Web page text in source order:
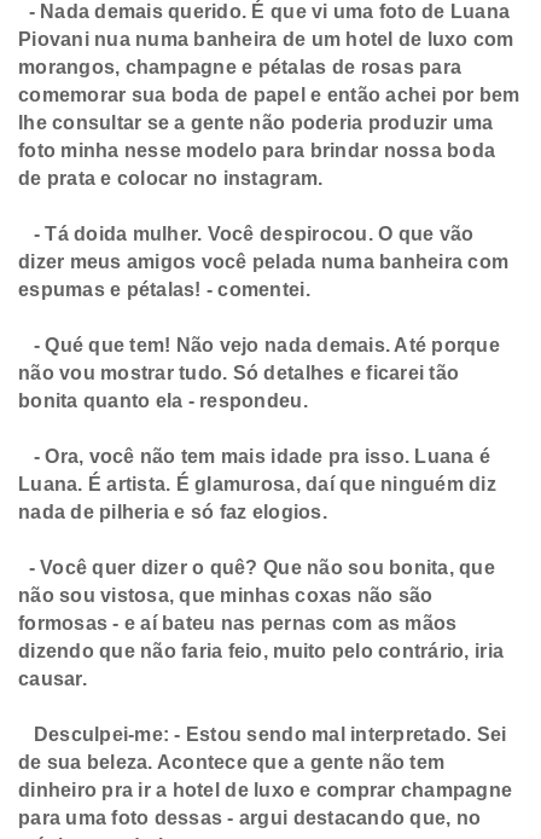
- Nada demais querido. É que vi uma foto de Luana
Piovani nua numa banheira de um hotel de luxo com
morangos, champagne e pétalas de rosas para
comemorar sua boda de papel e então achei por bem
lhe consultar se a gente não poderia produzir uma
foto minha nesse modelo para brindar nossa boda
de prata e colocar no instagram.
- Tá doida mulher. Você despirocou. O que vão
dizer meus amigos você pelada numa banheira com
espumas e pétalas! - comentei.
- Qué que tem! Não vejo nada demais. Até porque
não vou mostrar tudo. Só detalhes e ficarei tão
bonita quanto ela - respondeu.
- Ora, você não tem mais idade pra isso. Luana é
Luana. É artista. É glamurosa, daí que ninguém diz
nada de pilheria e só faz elogios.
- Você quer dizer o quê? Que não sou bonita, que
não sou vistosa, que minhas coxas não são
formosas - e aí bateu nas pernas com as mãos
dizendo que não faria feio, muito pelo contrário, iria
causar.
Desculpei-me: - Estou sendo mal interpretado. Sei
de sua beleza. Acontece que a gente não tem
dinheiro pra ir a hotel de luxo e comprar champagne
para uma foto dessas - argui destacando que, no